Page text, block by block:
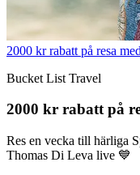
2000 kr rabatt på resa
Bucket List Travel
2000 kr rabatt på
Res en vecka till härliga
Thomas Di Leva live 💙